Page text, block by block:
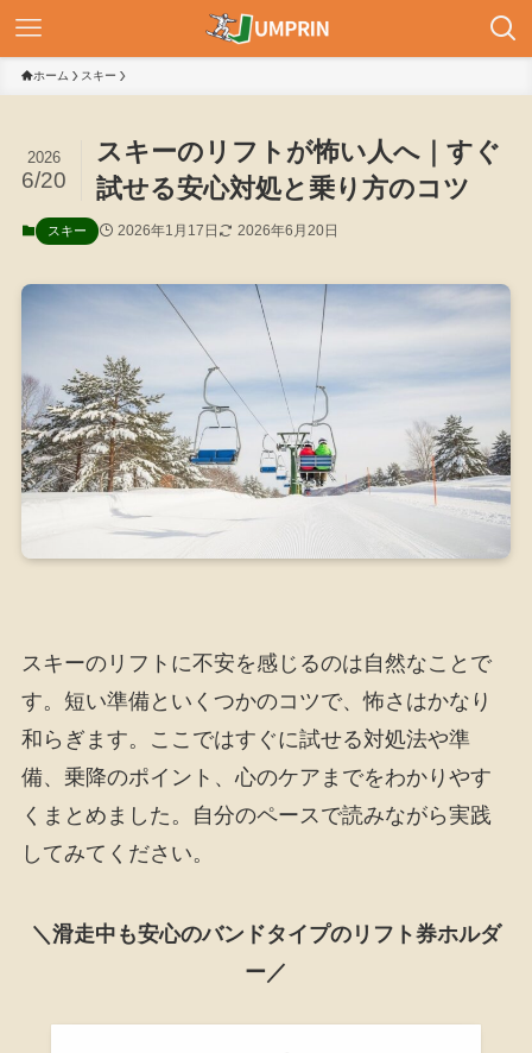
ホーム スキー
スキーのリフトが怖い人へ｜すぐ
試せる安心対処と乗り方のコツ
2026
6/20
スキー 2026年1月17日 2026年6月20日
スキーのリフトに不安を感じるのは自然なことで
す。短い準備といくつかのコツで、怖さはかなり
和らぎます。ここではすぐに試せる対処法や準
備、乗降のポイント、心のケアまでをわかりやす
くまとめました。自分のペースで読みながら実践
してみてください。
＼滑走中も安心のバンドタイプのリフト券ホルダ
ー／